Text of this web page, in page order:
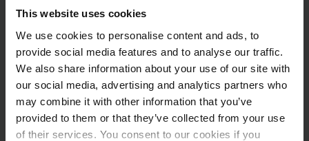
This website uses cookies
We use cookies to personalise content and ads, to
provide social media features and to analyse our traffic.
We also share information about your use of our site with
our social media, advertising and analytics partners who
may combine it with other information that you’ve
provided to them or that they’ve collected from your use
of their services. You consent to our cookies if you
Technické údaje
Batéria
Oloveno-kyselinová, 80 V /
620 Ah
Nabíjač Áno, 80 V / 90 A
Rok výroby batérie 2019